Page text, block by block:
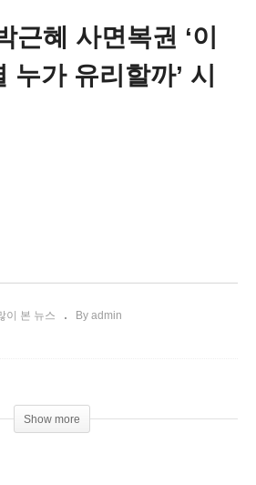
재건법안 새해초 새 법안 모색
근혜 사면복권 ‘이
누가 유리할까’ 시
이 본 뉴스 By admin
Show more